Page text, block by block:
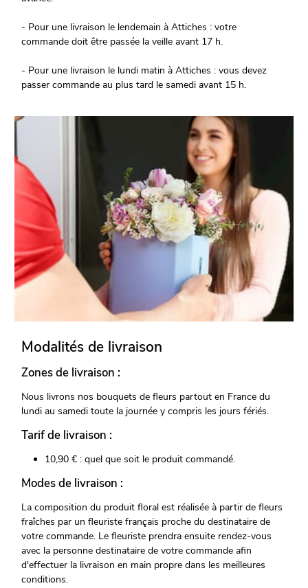
- Pour une livraison le lendemain à Attiches : votre
commande doit être passée la veille avant 17 h.
- Pour une livraison le lundi matin à Attiches : vous devez
passer commande au plus tard le samedi avant 15 h.
Modalités de livraison
Zones de livraison :
Nous livrons nos bouquets de fleurs partout en France du
lundi au samedi toute la journée y compris les jours fériés.
Tarif de livraison :
10,90 € : quel que soit le produit commandé.
Modes de livraison :
La composition du produit floral est réalisée à partir de fleurs
fraîches par un fleuriste français proche du destinataire de
votre commande. Le fleuriste prendra ensuite rendez-vous
avec la personne destinataire de votre commande afin
d'effectuer la livraison en main propre dans les meilleures
conditions.